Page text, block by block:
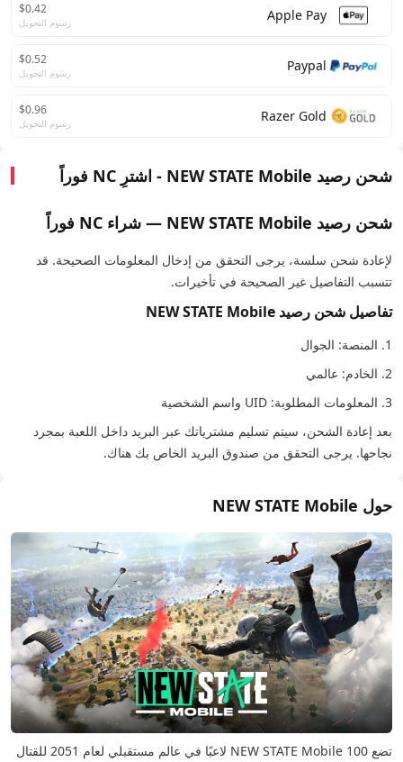
Apple Pay
$0.42
رسوم التحويل
Paypal
$0.52
رسوم التحويل
Razer Gold
$0.96
رسوم التحويل
شحن رصيد NEW STATE Mobile - اشترِ NC فوراً
شحن رصيد NEW STATE Mobile — شراء NC فوراً
لإعادة شحن سلسة، يرجى التحقق من إدخال المعلومات الصحيحة. قد
تتسبب التفاصيل غير الصحيحة في تأخيرات.
تفاصيل شحن رصيد NEW STATE Mobile
1. المنصة: الجوال
2. الخادم: عالمي
3. المعلومات المطلوبة: UID واسم الشخصية
بعد إعادة الشحن، سيتم تسليم مشترياتك عبر البريد داخل اللعبة بمجرد
نجاحها. يرجى التحقق من صندوق البريد الخاص بك هناك.
حول NEW STATE Mobile
تضع NEW STATE Mobile 100 لاعبًا في عالم مستقبلي لعام 2051 للقتال